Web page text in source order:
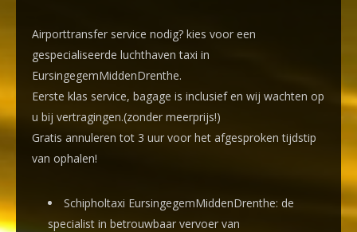
Airporttransfer service nodig? kies voor een
gespecialiseerde luchthaven taxi in
EursingegemMiddenDrenthe.
Eerste klas service, bagage is inclusief en wij wachten op
u bij vertragingen.(zonder meerprijs!)
Gratis annuleren tot 3 uur voor het afgesproken tijdstip
van ophalen!
Schipholtaxi EursingegemMiddenDrenthe: de
specialist in betrouwbaar vervoer van